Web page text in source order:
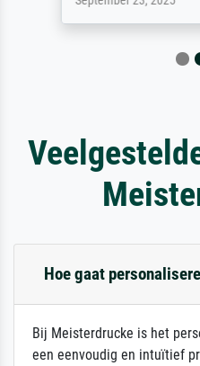
Hoe gaat
Bij Meisterdrucke is het
een eenvoudig en intuïtief